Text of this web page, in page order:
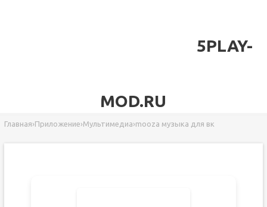
5PLAY-
MOD.RU
Главная›Приложение›Мультимедиа›mooza музыка для вк